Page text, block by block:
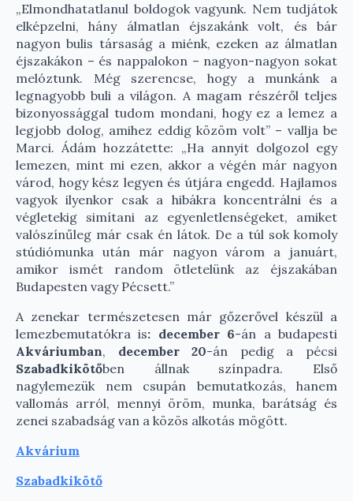
„Elmondhatatlanul boldogok vagyunk. Nem tudjátok
elképzelni, hány álmatlan éjszakánk volt, és bár
nagyon bulis társaság a miénk, ezeken az álmatlan
éjszakákon – és nappalokon – nagyon-nagyon sokat
melóztunk. Még szerencse, hogy a munkánk a
legnagyobb buli a világon. A magam részéről teljes
bizonyossággal tudom mondani, hogy ez a lemez a
legjobb dolog, amihez eddig közöm volt” – vallja be
Marci. Ádám hozzátette: „Ha annyit dolgozol egy
lemezen, mint mi ezen, akkor a végén már nagyon
várod, hogy kész legyen és útjára engedd. Hajlamos
vagyok ilyenkor csak a hibákra koncentrálni és a
végletekig simítani az egyenletlenségeket, amiket
valószínűleg már csak én látok. De a túl sok komoly
stúdiómunka után már nagyon várom a januárt,
amikor ismét random ötletelünk az éjszakában
Budapesten vagy Pécsett.”
A zenekar természetesen már gőzerővel készül a
lemezbemutatókra is: december 6-án a budapesti
Akváriumban, december 20-án pedig a pécsi
Szabadkikötőben állnak színpadra. Első
nagylemezük nem csupán bemutatkozás, hanem
vallomás arról, mennyi öröm, munka, barátság és
zenei szabadság van a közös alkotás mögött.
Akvárium
Szabadkikötő